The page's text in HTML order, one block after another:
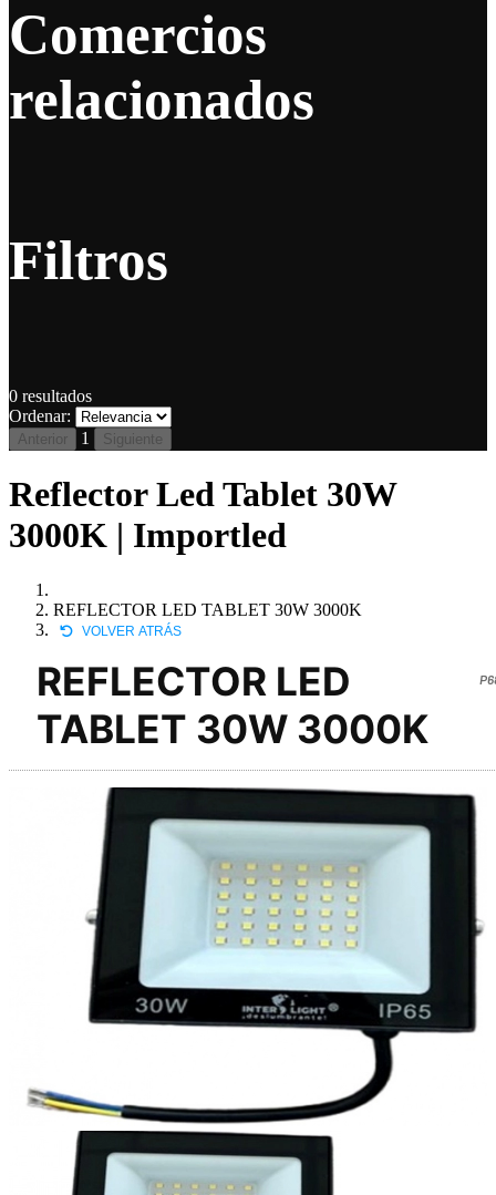
Comercios
relacionados
Filtros
0 resultados
Ordenar:
Anterior 1 Siguiente
Reflector Led Tablet 30W
3000K | Importled
REFLECTOR LED TABLET 30W 3000K
VOLVER ATRÁS
REFLECTOR LED
TABLET 30W 3000K